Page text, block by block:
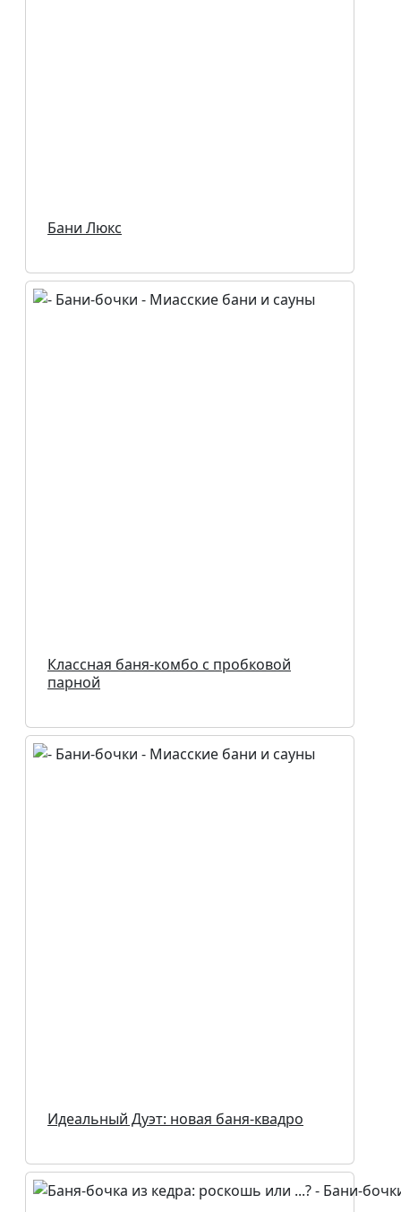
Бани Люкс
Классная баня-комбо с пробковой
парной
Идеальный Дуэт: новая баня-квадро